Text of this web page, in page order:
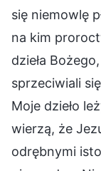
się niemowlę
na kim
dzieła
sprzeciwiali
Moje dzieło
wierzą, że
odrębnymi